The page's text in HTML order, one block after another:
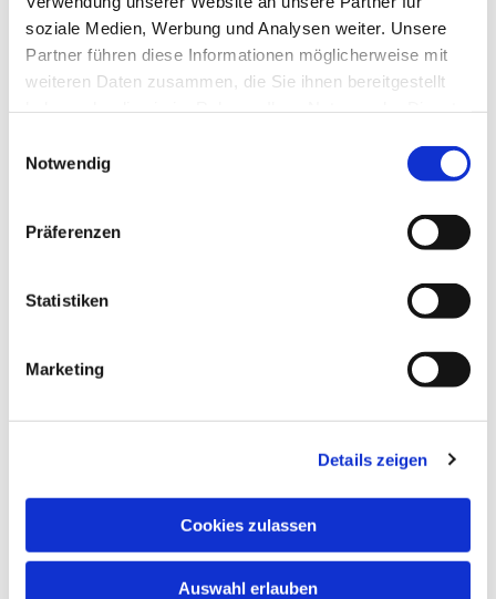
soziale Medien, Werbung und Analysen weiter. Unsere
Partner führen diese Informationen möglicherweise mit
weiteren Daten zusammen, die Sie ihnen bereitgestellt
Notwendig
Präferenzen
Statistiken
Marketing
Details zeigen
Cookies zulassen
Auswahl erlauben
Dies könnte Sie auch